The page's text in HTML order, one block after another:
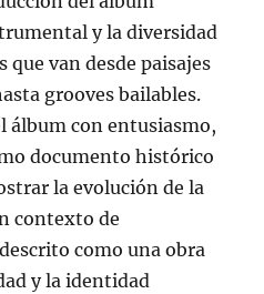
y la diversidad
van desde paisajes
grooves bailables.
álbum con entusiasmo,
documento histórico
la evolución de la
contexto de
como una obra
y la identidad